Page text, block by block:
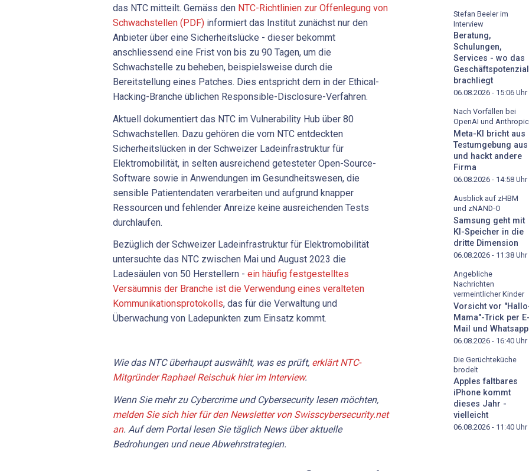
das NTC mitteilt. Gemäss den NTC-Richtlinien zur Offenlegung von
Schwachstellen (PDF) informiert das Institut zunächst nur den
Anbieter über eine Sicherheitslücke - dieser bekommt
anschliessend eine Frist von bis zu 90 Tagen, um die
Schwachstelle zu beheben, beispielsweise durch die
Bereitstellung eines Patches. Dies entspricht dem in der Ethical-
Hacking-Branche üblichen Responsible-Disclosure-Verfahren.
Aktuell dokumentiert das NTC im Vulnerability Hub über 80
Schwachstellen. Dazu gehören die vom NTC entdeckten
Sicherheitslücken in der Schweizer Ladeinfrastruktur für
Elektromobilität, in selten ausreichend getesteter Open-Source-
Software sowie in Anwendungen im Gesundheitswesen, die
sensible Patientendaten verarbeiten und aufgrund knapper
Ressourcen und fehlender Anreize keine ausreichenden Tests
durchlaufen.
Bezüglich der Schweizer Ladeinfrastruktur für Elektromobilität
untersuchte das NTC zwischen Mai und August 2023 die
Ladesäulen von 50 Herstellern - ein häufig festgestelltes
Versäumnis der Branche ist die Verwendung eines veralteten
Kommunikationsprotokolls, das für die Verwaltung und
Überwachung von Ladepunkten zum Einsatz kommt.
Wie das NTC überhaupt auswählt, was es prüft, erklärt NTC-
Mitgründer Raphael Reischuk hier im Interview.
Wenn Sie mehr zu Cybercrime und Cybersecurity lesen möchten,
melden Sie sich hier für den Newsletter von Swisscybersecurity.net
an. Auf dem Portal lesen Sie täglich News über aktuelle
Bedrohungen und neue Abwehrstrategien.
Stefan Beeler im
Interview
Beratung,
Schulungen,
Services - wo das
Geschäftspotenzial
brachliegt
06.08.2026 - 15:06 Uhr
Nach Vorfällen bei
OpenAI und Anthropic
Meta-KI bricht aus
Testumgebung aus
und hackt andere
Firma
06.08.2026 - 14:58 Uhr
Ausblick auf zHBM
und zNAND-O
Samsung geht mit
KI-Speicher in die
dritte Dimension
06.08.2026 - 11:38 Uhr
Angebliche
Nachrichten
vermeintlicher Kinder
Vorsicht vor
Mama"-Trick per E-
Mail und Whatsapp
06.08.2026 - 16:40 Uhr
Die Gerüchteküche
brodelt
Apples faltbares
iPhone kommt
dieses Jahr -
vielleicht
06.08.2026 - 11:40 Uhr